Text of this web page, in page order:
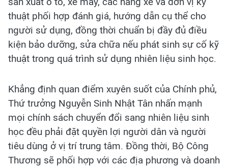
thuật phối hợp đánh giá, hướng dẫn cụ thể cho
người sử dụng, đồng thời chuẩn bị đầy đủ điều
kiện bảo dưỡng, sửa chữa nếu phát sinh sự cố kỹ
thuật trong quá trình sử dụng nhiên liệu sinh học.
Khẳng định quan điểm xuyên suốt của Chính phủ,
Thứ trưởng Nguyễn Sinh Nhật Tân nhấn mạnh
mọi chính sách chuyển đổi sang nhiên liệu sinh
học đều phải đặt quyền lợi người dân và người
tiêu dùng ở vị trí trung tâm. Đồng thời, Bộ Công
Thương sẽ phối hợp với các địa phương và doanh